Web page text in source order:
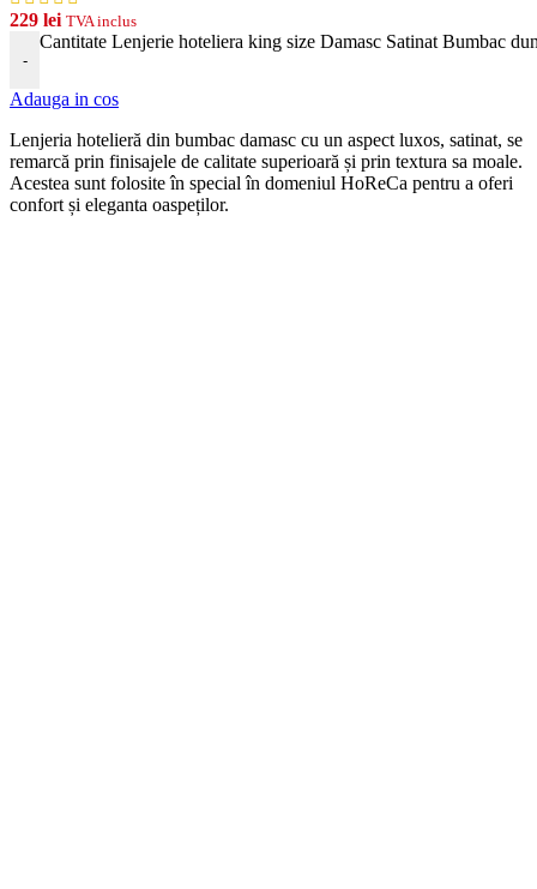
229 lei TVA inclus
-
Cantitate Lenjerie hoteliera king size Damasc Satinat Bumbac
Adauga in cos
Lenjeria hotelieră din bumbac damasc cu un aspectluxos, satinat, se
remarcă prin finisajele de calitate superioară și prin textura sa moale.
Acestea sunt folosite în special în domeniul HoReCa pentru a oferi
confort și eleganta oaspeților.